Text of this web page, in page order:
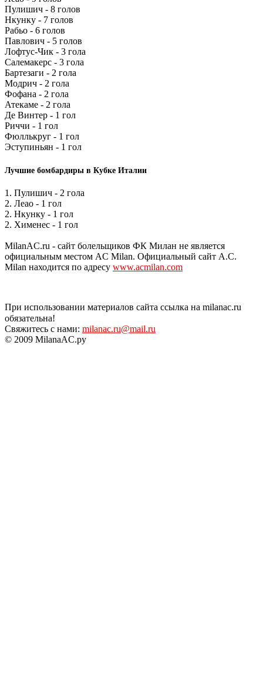
Пулишич - 8 голов
Нкунку - 7 голов
Рабьо - 6 голов
Павлович - 5 голов
Лофтус-Чик - 3 гола
Салемакерс - 3 гола
Бартезаги - 2 гола
Модрич - 2 гола
Фофана - 2 гола
Атекаме - 2 гола
Де Винтер - 1 гол
Риччи - 1 гол
Фюллькруг - 1 гол
Эступиньян - 1 гол
Лучшие бомбардиры в Кубке Италии
1. Пулишич - 2 гола
2. Леао - 1 гол
2. Нкунку - 1 гол
2. Хименес - 1 гол
MilanAC.ru - сайт болельщиков ФК Милан не является
официальным местом AC Milan. Официальный сайт A.C.
Milan находится по адресу www.acmilan.com
При использовании материалов сайта ссылка на milanac.ru
обязательна!
Свяжитесь с нами: milanac.ru@mail.ru
© 2009 MilanaAC.ру